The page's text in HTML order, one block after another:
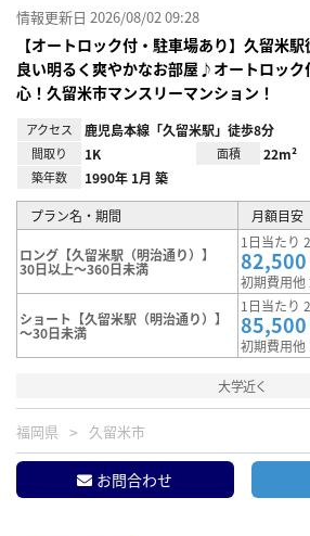
情報更新日 2026/08/02 09:28
【オートロック付・駐車場あり】久留米
良い明るく爽やかなお部屋♪オートロック
心！久留米市マンスリーマンション！
アクセス 鹿児島本線「久留米駅」徒歩8分
間取り 1K 面積 22m²
築年数 1990年 1月 築
プラン名・期間 月額目安
ロング【久留米駅（明治通り）】
30日以上～360日未満
1日当たり
82,500
初期費用
ショート【久留米駅（明治通り）】
～30日未満
1日当たり
85,500
初期費用
大学近く
福岡県 久留米市
お問合わせ